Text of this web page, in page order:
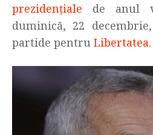
prezidențiale de anul
duminică, 22
partide pentru Libertatea.